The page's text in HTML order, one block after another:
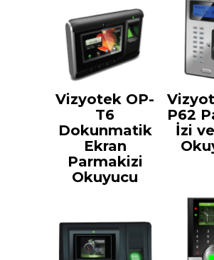
Vizyotek OP-
T6
Dokunmatik
Ekran
Parmakizi
Okuyucu
P62
İzi